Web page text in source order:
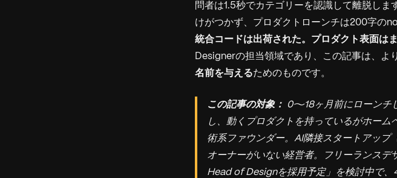
問者は1.5秒でカテゴリーを認識して離脱し
けがつかず、プロダクトローンチは200字の
統合コードは出荷された。プロダクト表面は
Designerの担当領域であり、この記事は、よ
名前を与えるためのものです。
この記事の対象：
0〜18ヶ月前にローン
し、動くプロダクトを持っているがホー
術系ファウンダー。AI隣接スタートアップ
オーナーがいない経営者。フリーランス
Head of Designを採用予定」を検討中で